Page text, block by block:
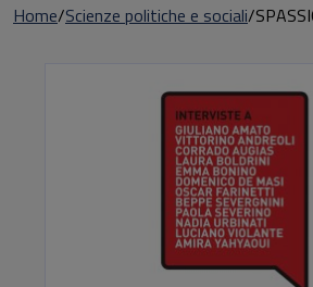
Home Scienze politiche e sociali